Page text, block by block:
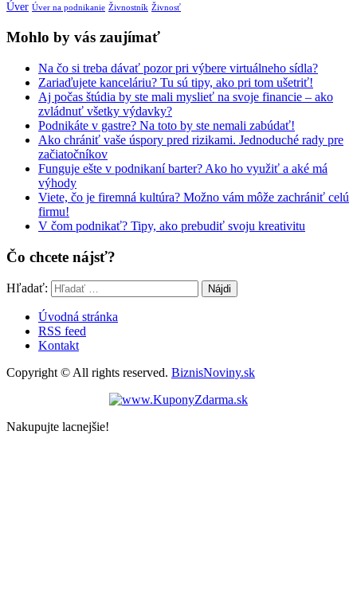
Úver Úver na podnikanie Živnostník Živnosť
Mohlo by vás zaujímať
Na čo si treba dávať pozor pri výbere virtuálneho sídla?
Zariaďujete kanceláriu? Tu sú tipy, ako pri tom ušetriť!
Aj počas štúdia by ste mali myslieť na svoje financie – ako
zvládnuť všetky výdavky?
Podnikáte v gastre? Na toto by ste nemali zabúdať!
Ako chrániť vaše úspory pred rizikami. Jednoduché rady pre
začiatočníkov
Funguje ešte v podnikaní barter? Ako ho využiť a aké má
výhody
Viete, čo je firemná kultúra? Možno vám môže zachrániť celú
firmu!
V čom podnikať? Tipy, ako prebudiť svoju kreativitu
Čo chcete nájsť?
Hľadať:
Úvodná stránka
RSS feed
Kontakt
Copyright © All rights reserved. BiznisNoviny.sk
Nakupujte lacnejšie!